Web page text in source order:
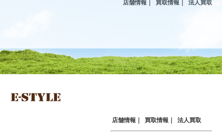
店舗情報 買取情報 法人買取
店舗情報 買取情報 法人買取